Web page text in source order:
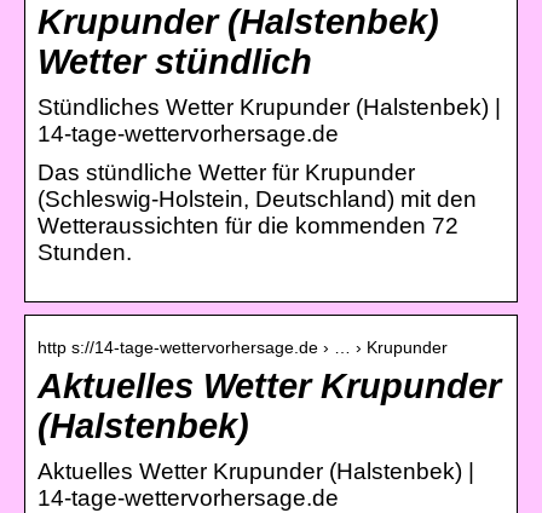
Krupunder (Halstenbek)
Wetter stündlich
Stündliches Wetter Krupunder (Halstenbek) |
14-tage-wettervorhersage.de
Das stündliche Wetter für Krupunder
(Schleswig-Holstein, Deutschland) mit den
Wetteraussichten für die kommenden 72
Stunden.
http s://14-tage-wettervorhersage.de › … › Krupunder
Aktuelles Wetter Krupunder
(Halstenbek)
Aktuelles Wetter Krupunder (Halstenbek) |
14-tage-wettervorhersage.de